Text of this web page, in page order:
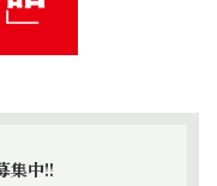
集中!!